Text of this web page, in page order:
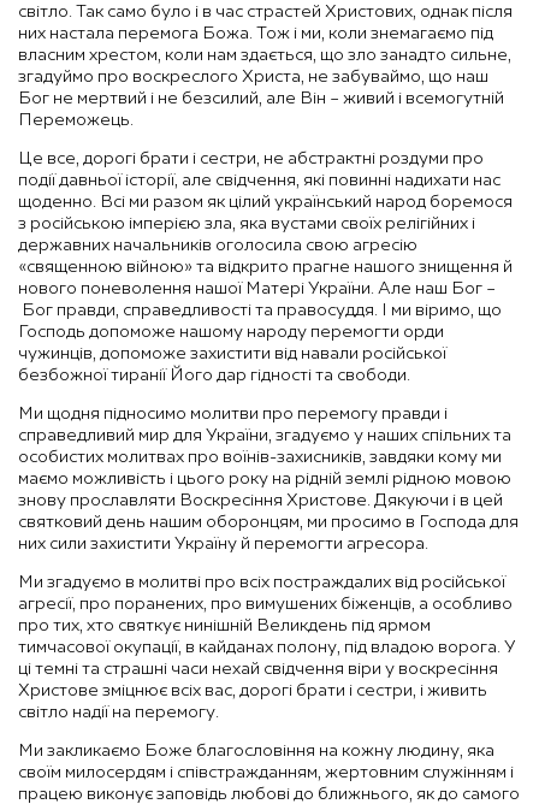
світло. Так само було і в час страстей Христових, однак після
них настала перемога Божа. Тож і ми, коли знемагаємо під
власним хрестом, коли нам здається, що зло занадто сильне,
згадуймо про воскреслого Христа, не забуваймо, що наш
Бог не мертвий і не безсилий, але Він – живий і всемогутній
Переможець.
Це все, дорогі брати і сестри, не абстрактні роздуми про
події давньої історії, але свідчення, які повинні надихати нас
щоденно. Всі ми разом як цілий український народ боремося
з російською імперією зла, яка вустами своїх релігійних і
державних начальників оголосила свою агресію
«священною війною» та відкрито прагне нашого знищення й
нового поневолення нашої Матері України. Але наш Бог –
Бог правди, справедливості та правосуддя. І ми віримо, що
Господь допоможе нашому народу перемогти орди
чужинців, допоможе захистити від навали російської
безбожної тиранії Його дар гідності та свободи.
Ми щодня підносимо молитви про перемогу правди і
справедливий мир для України, згадуємо у наших спільних та
особистих молитвах про воїнів-захисників, завдяки кому ми
маємо можливість і цього року на рідній землі рідною мовою
знову прославляти Воскресіння Христове. Дякуючи і в цей
святковий день нашим оборонцям, ми просимо в Господа для
них сили захистити Україну й перемогти агресора.
Ми згадуємо в молитві про всіх постраждалих від російської
агресії, про поранених, про вимушених біженців, а особливо
про тих, хто святкує нинішній Великдень під ярмом
тимчасової окупації, в кайданах полону, під владою ворога. У
ці темні та страшні часи нехай свідчення віри у воскресіння
Христове зміцнює всіх вас, дорогі брати і сестри, і живить
світло надії на перемогу.
Ми закликаємо Боже благословіння на кожну людину, яка
своїм милосердям і співстражданням, жертовним служінням і
працею виконує заповідь любові до ближнього, як до самого